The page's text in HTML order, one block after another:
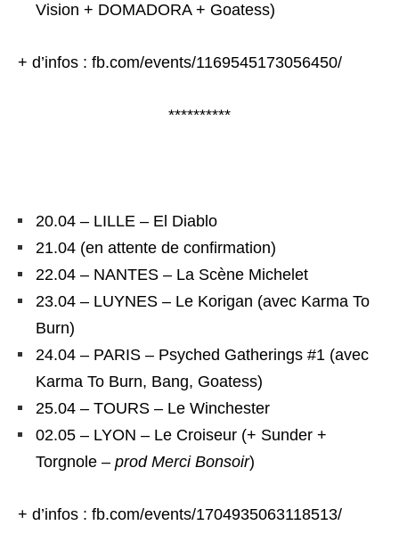
Vision + DOMADORA + Goatess)
+ d’infos : fb.com/events/1169545173056450/
**********
20.04 – LILLE – El Diablo
21.04 (en attente de confirmation)
22.04 – NANTES – La Scène Michelet
23.04 – LUYNES – Le Korigan (avec Karma To
Burn)
24.04 – PARIS – Psyched Gatherings #1 (avec
Karma To Burn, Bang, Goatess)
25.04 – TOURS – Le Winchester
02.05 – LYON – Le Croiseur (+ Sunder +
Torgnole – prod Merci Bonsoir)
+ d’infos : fb.com/events/1704935063118513/